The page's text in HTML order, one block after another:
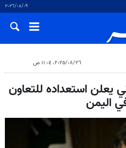
٠٩‏/٠٨‏/٢٠٢٦
٢٦‏/٠٨‏/٢٠٢٥، ١١:٠٤ ص
يعلن استعداده للتعاون
اليمن